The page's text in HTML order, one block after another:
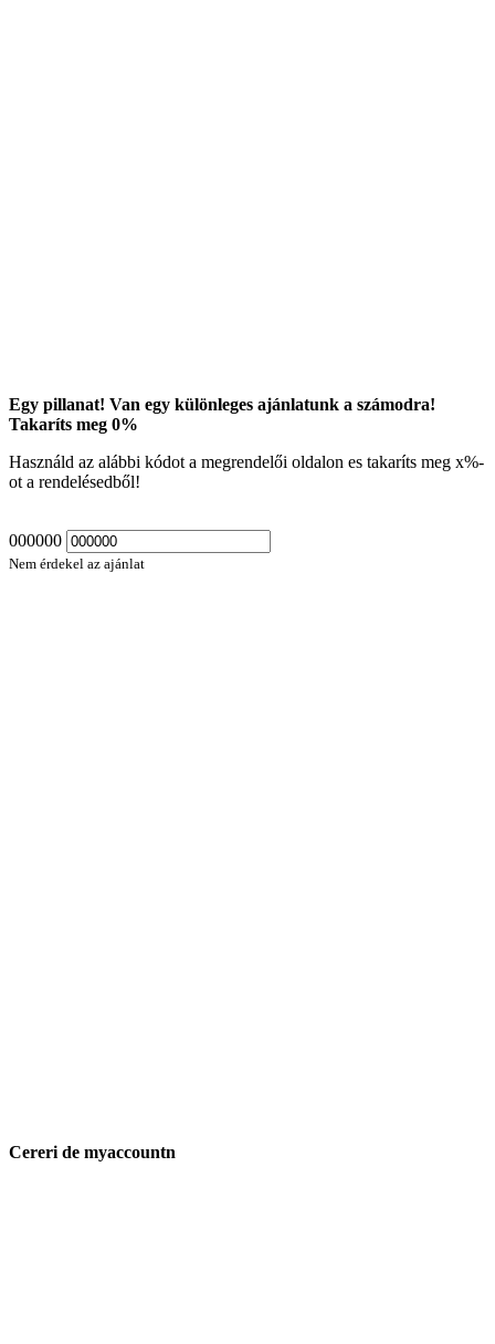
Egy pillanat! Van egy különleges ajánlatunk a számodra!
Takaríts meg 0%
Használd az alábbi kódot a megrendelői oldalon es takaríts meg x%-
ot a rendelésedből!
000000
Nem érdekel az ajánlat
Cereri de myaccountn